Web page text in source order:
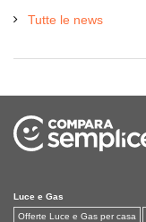
Tutte le news
Luce e Gas
Offerte Luce e Gas per casa